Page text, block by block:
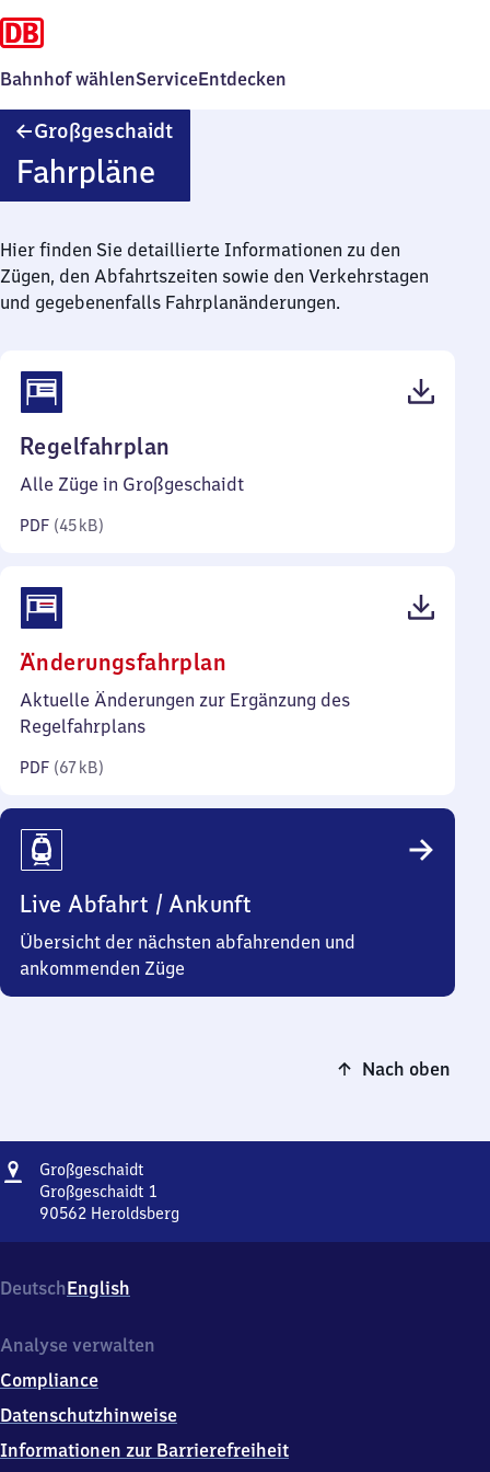
Bahnhof wählenServiceEntdecken
Großgeschaidt
Fahrpläne
Hier finden Sie detaillierte Informationen zu den
Zügen, den Abfahrtszeiten sowie den Verkehrstagen
und gegebenenfalls Fahrplanänderungen.
Regelfahrplan
45
Alle Züge in Großgeschaidt
PDF (45 kB)
Änderungsfahrplan
67
Aktuelle Änderungen zur Ergänzung des
Regelfahrplans
PDF (67 kB)
Live Abfahrt / Ankunft
Übersicht der nächsten abfahrenden und
ankommenden Züge
Nach oben
Adresse
Großgeschaidt
Großgeschaidt 1
90562 Heroldsberg
1,
9
5
2
Heroldsberg
DeutschEnglish
Analyse verwalten
Compliance
Datenschutzhinweise
Informationen zur Barrierefreiheit